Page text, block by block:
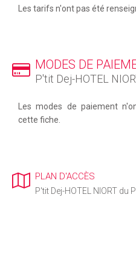
Les tarifs n'ont pas été
MODES DE
P'tit Dej-HOTEL
Les modes de paiement
cette fiche.
PLAN D'ACCÈS
P'tit Dej-HOTEL NIORT du